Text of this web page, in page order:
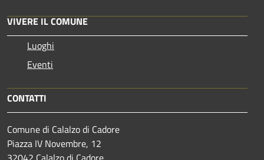
VIVERE IL COMUNE
Luoghi
Eventi
CONTATTI
Comune di Calalzo di Cadore
Piazza IV Novembre, 12